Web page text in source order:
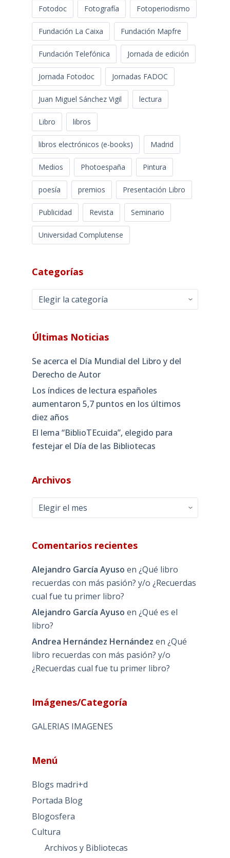
Fotodoc Fotografía Fotoperiodismo
Fundación La Caixa Fundación Mapfre
Fundación Telefónica Jornada de edición
Jornada Fotodoc Jornadas FADOC
Juan Miguel Sánchez Vigil lectura
Libro libros
libros electrónicos (e-books) Madrid
Medios Photoespaña Pintura
poesía premios Presentación Libro
Publicidad Revista Seminario
Universidad Complutense
Categorías
Categorías
Últimas Noticias
Se acerca el Día Mundial del Libro y del
Derecho de Autor
Los índices de lectura españoles
aumentaron 5,7 puntos en los últimos
diez años
El lema “BiblioTEcuida”, elegido para
festejar el Día de las Bibliotecas
Archivos
Archivos
Comentarios recientes
Alejandro García Ayuso en ¿Qué libro
recuerdas con más pasión? y/o ¿Recuerdas
cual fue tu primer libro?
Alejandro García Ayuso en ¿Qué es el
libro?
Andrea Hernández Hernández en ¿Qué
libro recuerdas con más pasión? y/o
¿Recuerdas cual fue tu primer libro?
Imágenes/Categoría
GALERIAS IMAGENES
Menú
Blogs madri+d
Portada Blog
Blogosfera
Cultura
Archivos y Bibliotecas